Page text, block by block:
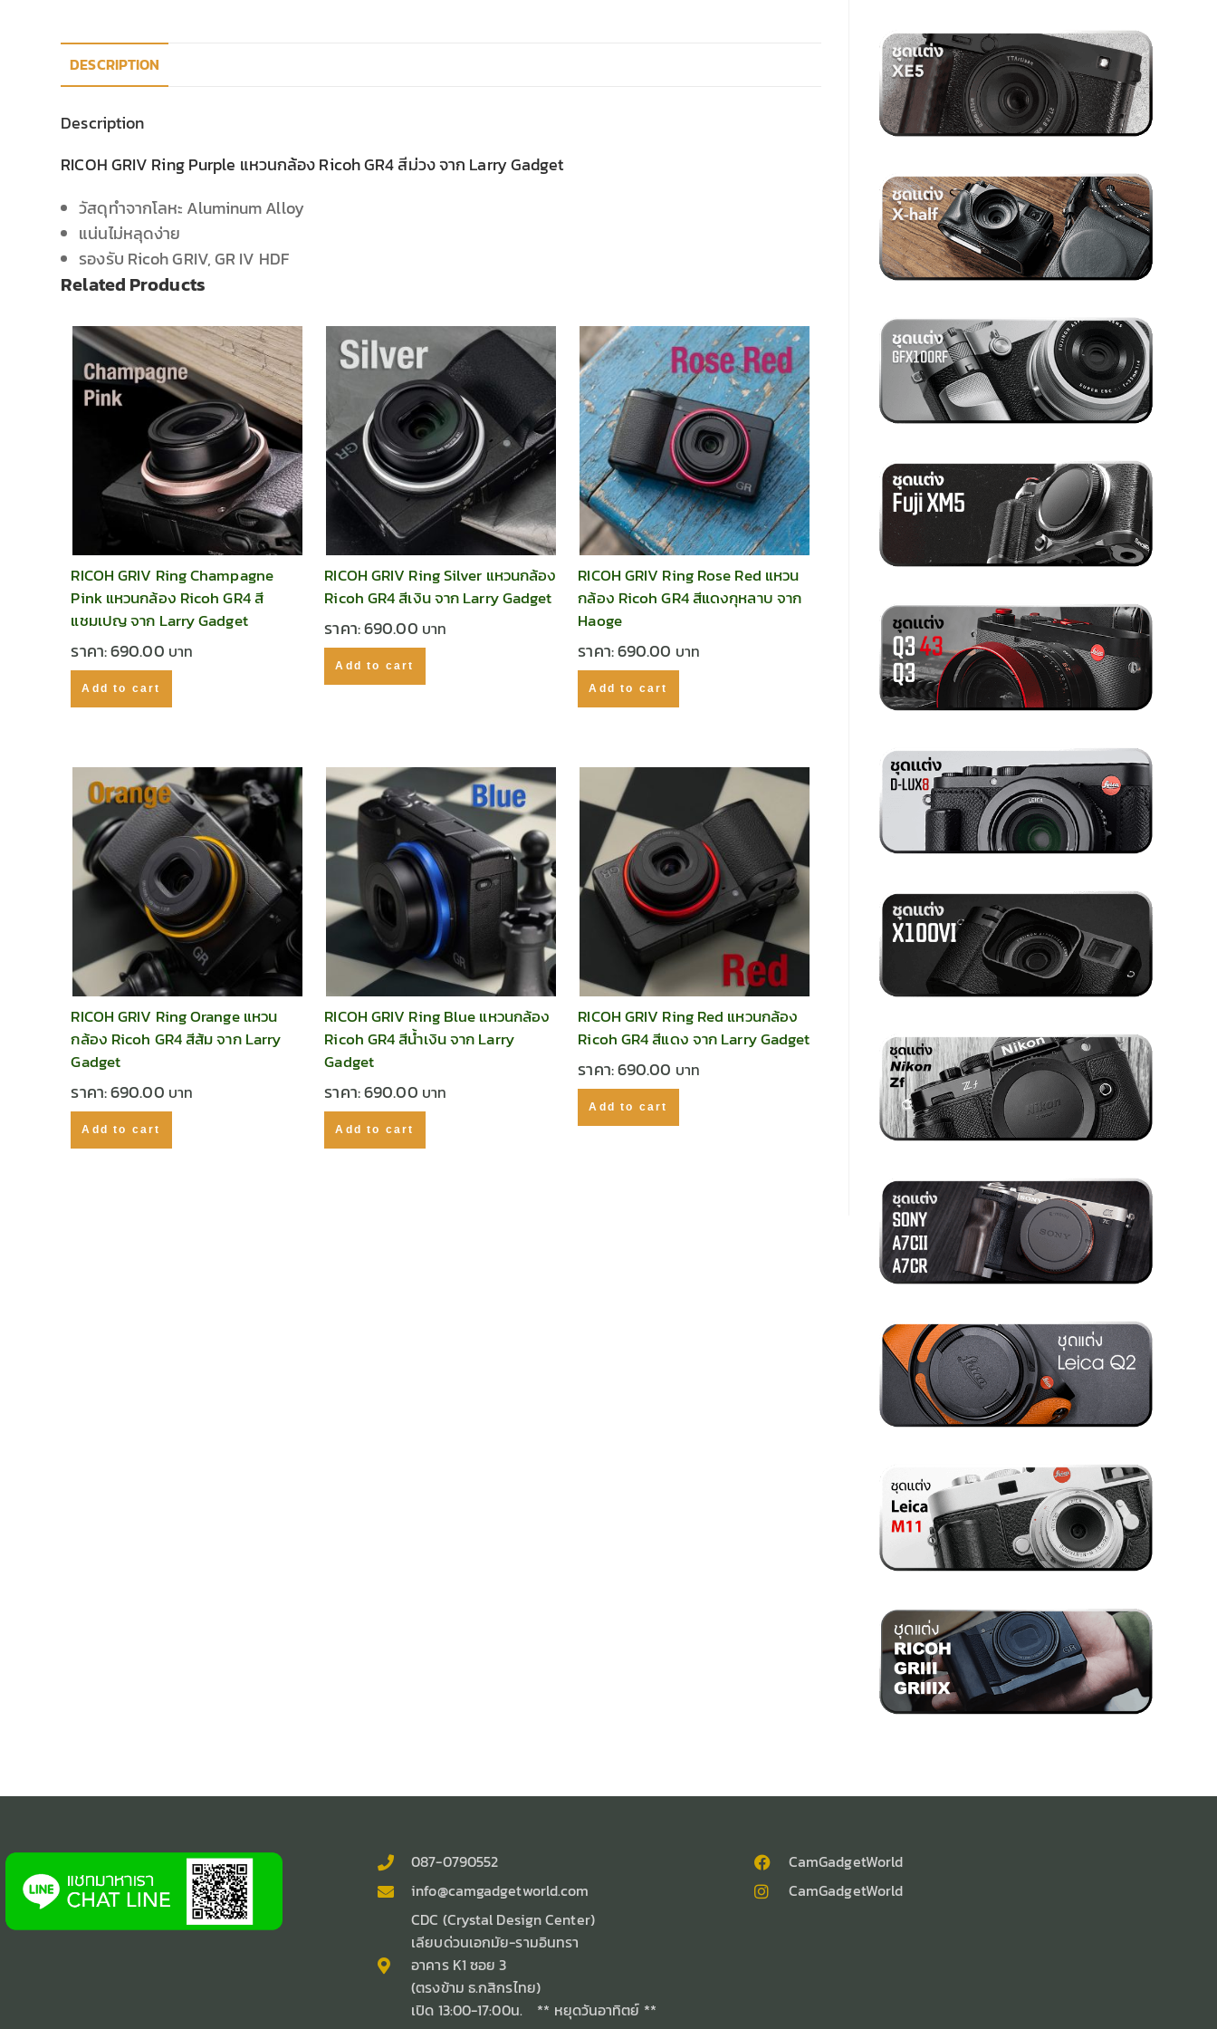
DESCRIPTION
Description
RICOH GRIV Ring Purple แหวนกล้อง Ricoh GR4 สีม่วง จาก Larry Gadget
วัสดุทำจากโลหะ Aluminum Alloy
แน่นไม่หลุดง่าย
รองรับ Ricoh GRIV, GR IV HDF
Related Products
RICOH GRIV Ring Champagne
Pink แหวนกล้อง Ricoh GR4 สี
แชมเปญ จาก Larry Gadget
ราคา:690.00
Add to cart
RICOH GRIV Ring Silver แหวนกล้อง
Ricoh GR4 สีเงิน จาก Larry Gadget
ราคา:690.00
Add to cart
RICOH GRIV Ring Rose Red แหวน
กล้อง Ricoh GR4 สีแดงกุหลาบ จาก
Haoge
ราคา:690.00
Add to cart
RICOH GRIV Ring Orange แหวน
กล้อง Ricoh GR4 สีส้ม จาก Larry
Gadget
ราคา:690.00
Add to cart
RICOH GRIV Ring Blue แหวนกล้อง
Ricoh GR4 สีน้ำเงิน จาก Larry
Gadget
ราคา:690.00
Add to cart
RICOH GRIV Ring Red แหวนกล้อง
Ricoh GR4 สีแดง จาก Larry Gadget
ราคา:690.00
Add to cart
087-0790552
info@camgadgetworld.com
CDC (Crystal Design Center)
เลียบด่วนเอกมัย-รามอินทรา
อาคาร K1 ซอย 3
(ตรงข้าม ธ.กสิกรไทย)
เปิด 13:00-17:00น. ** หยุดวันอาทิตย์ **
CamGadgetWorld
CamGadgetWorld